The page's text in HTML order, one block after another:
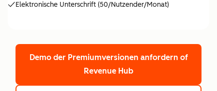
Elektronische Unterschrift (50/Nutzender/Monat)
Demo der Premiumversionen anfordern of
Revenue Hub